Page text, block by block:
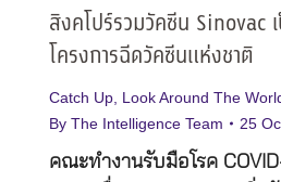
สิงคโปร์รวมวัคซีน Sinovac
โครงการฉีดวัคซีนแห่งชาติ
Catch Up Look Around The
By The Intelligence Team 25
คณะทำงานรับมือโรค